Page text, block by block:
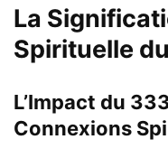
La
Spirituelle
L’Impact du
Connexions